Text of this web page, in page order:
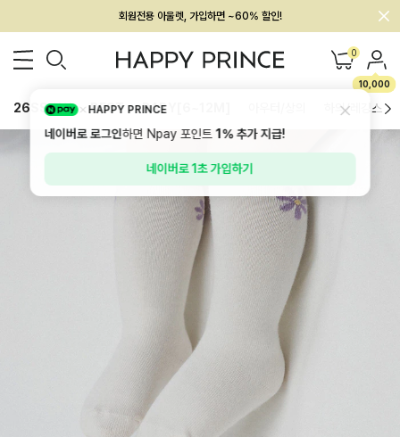
회원전용 아울렛, 가입하면 ~60% 할인!
멤버십 최대 28,000원 혜택 0
10,000
26SS 신상 BEST BABY[6~12M] 하의/레깅스
HAPPY PRINCE
네이버로 로그인하면 Npay 포인트1%추가 지급!
네이버로 1초 가입하기